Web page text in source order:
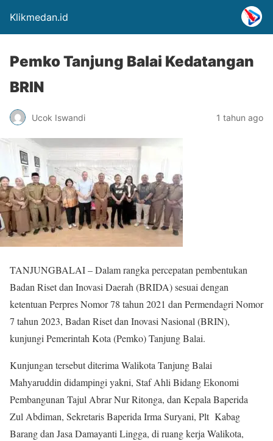
Klikmedan.id
Pemko Tanjung Balai Kedatangan
BRIN
Ucok Iswandi 1 tahun ago
TANJUNGBALAI – Dalam rangka percepatan pembentukan
Badan Riset dan Inovasi Daerah (BRIDA) sesuai dengan
ketentuan Perpres Nomor 78 tahun 2021 dan Permendagri Nomor
7 tahun 2023, Badan Riset dan Inovasi Nasional (BRIN),
kunjungi Pemerintah Kota (Pemko) Tanjung Balai.
Kunjungan tersebut diterima Walikota Tanjung Balai
Mahyaruddin didampingi yakni, Staf Ahli Bidang Ekonomi
Pembangunan Tajul Abrar Nur Ritonga, dan Kepala Baperida
Zul Abdiman, Sekretaris Baperida Irma Suryani, Plt Kabag
Barang dan Jasa Damayanti Lingga, di ruang kerja Walikota,